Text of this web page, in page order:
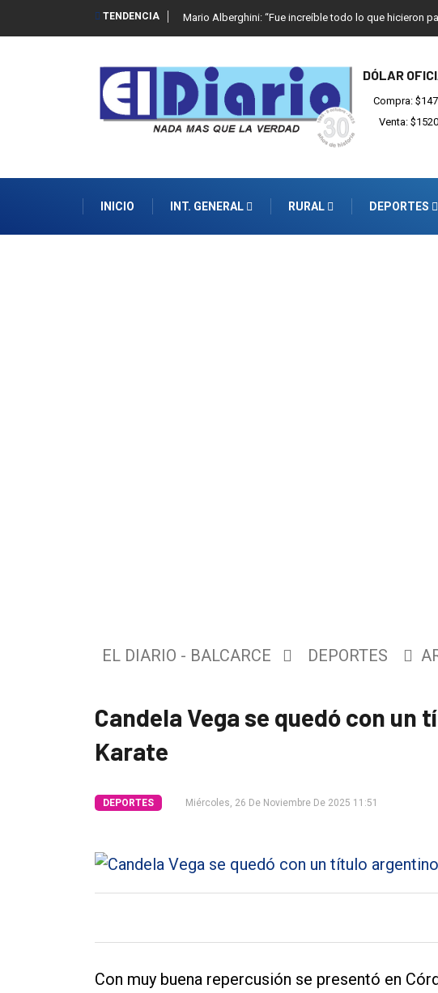
TENDENCIA Mario Alberghini: “Fue increíble todo lo que hicieron
DÓLAR
Compra:
Venta: $1520
INICIO INT. GENERAL RURAL DEPORTES
Tendencia
Deportes
Fúnebres
EL DIARIO - BALCARCE DEPORTES
Candela Vega se quedó con un
Karate
DEPORTES Miércoles, 26 De Noviembre De 2025 11:51
Con muy buena repercusión se presentó en